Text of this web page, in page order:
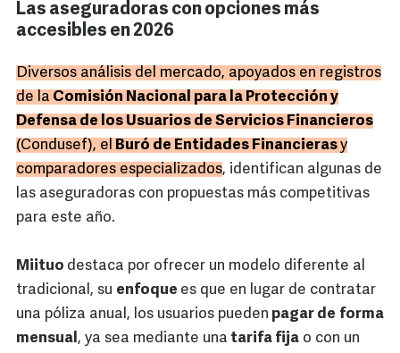
Las aseguradoras con opciones más
accesibles en 2026
Diversos análisis del mercado, apoyados en registros
de la Comisión Nacional para la Protección y
Defensa de los Usuarios de Servicios Financieros
(Condusef), el Buró de Entidades Financierasy
comparadores especializados, identifican algunas de
las aseguradoras con propuestas más competitivas
para este año.
Miituo destaca por ofrecer un modelo diferente al
tradicional, su enfoque es que en lugar de contratar
una póliza anual, los usuarios pueden pagar de forma
mensual, ya sea mediante una tarifa fija o con un